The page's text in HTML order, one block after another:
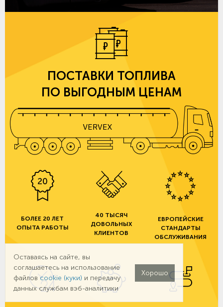
ПОСТАВКИ ТОПЛИВА
ПО ВЫГОДНЫМ ЦЕНАМ
БОЛЕЕ 20 ЛЕТ
ОПЫТА РАБОТЫ
40 ТЫСЯЧ
ДОВОЛЬНЫХ
КЛИЕНТОВ
ЕВРОПЕЙСКИЕ
СТАНДАРТЫ
ОБСЛУЖИВАНИЯ
Оставаясь на сайте, вы
соглашаетесь на использование
файловcookie (куки) и передачу
данных службам вэб-аналитики
Хорошо